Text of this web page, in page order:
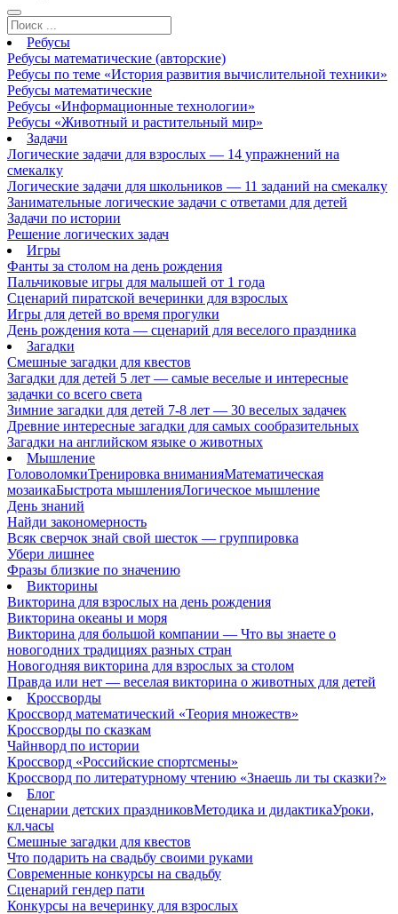
Ребусы
Ребусы математические (авторские)
Ребусы по теме «История развития вычислительной техники»
Ребусы математические
Ребусы «Информационные технологии»
Ребусы «Животный и растительный мир»
Задачи
Логические задачи для взрослых — 14 упражнений на
смекалку
Логические задачи для школьников — 11 заданий на смекалку
Занимательные логические задачи с ответами для детей
Задачи по истории
Решение логических задач
Игры
Фанты за столом на день рождения
Пальчиковые игры для малышей от 1 года
Сценарий пиратской вечеринки для взрослых
Игры для детей во время прогулки
День рождения кота — сценарий для веселого праздника
Загадки
Смешные загадки для квестов
Загадки для детей 5 лет — самые веселые и интересные
задачки со всего света
Зимние загадки для детей 7-8 лет — 30 веселых задачек
Древние интересные загадки для самых сообразительных
Загадки на английском языке о животных
Мышление
ГоловоломкиТренировка вниманияМатематическая
мозаикаБыстрота мышленияЛогическое мышление
День знаний
Найди закономерность
Всяк сверчок знай свой шесток — группировка
Убери лишнее
Фразы близкие по значению
Викторины
Викторина для взрослых на день рождения
Викторина океаны и моря
Викторина для большой компании — Что вы знаете о
новогодних традициях разных стран
Новогодняя викторина для взрослых за столом
Правда или нет — веселая викторина о животных для детей
Кроссворды
Кроссворд математический «Теория множеств»
Кроссворды по сказкам
Чайнворд по истории
Кроссворд «Российские спортсмены»
Кроссворд по литературному чтению «Знаешь ли ты сказки?»
Блог
Сценарии детских праздниковМетодика и дидактикаУроки,
кл.часы
Смешные загадки для квестов
Что подарить на свадьбу своими руками
Современные конкурсы на свадьбу
Сценарий гендер пати
Конкурсы на вечеринку для взрослых